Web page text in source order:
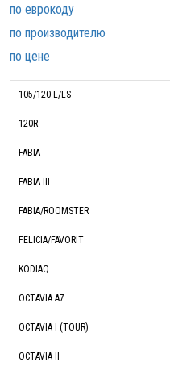
по еврокоду
по производителю
по цене
105/120 L/LS
120R
FABIA
FABIA III
FABIA/ROOMSTER
FELICIA/FAVORIT
KODIAQ
OCTAVIA A7
OCTAVIA I (TOUR)
OCTAVIA II